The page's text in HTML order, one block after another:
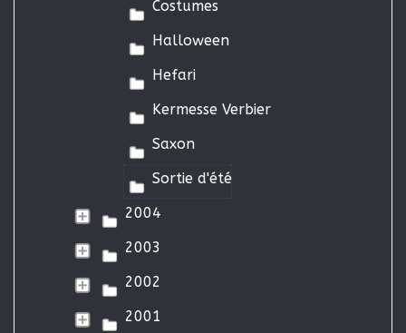
Costumes
Halloween
Hefari
Kermesse Verbier
Saxon
Sortie d'été
2004
2003
2002
2001